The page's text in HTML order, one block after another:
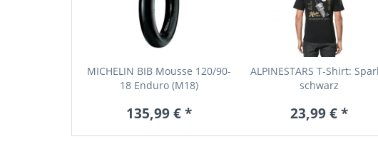
MICHELIN BIB Mousse 120/90-
18 Enduro (M18)
135,99 € *
ALPINESTARS T-Shirt:
schwarz
23,99 € *